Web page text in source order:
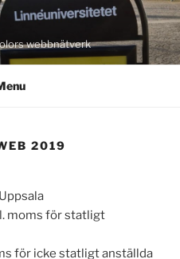
webbnätverk
2019
moms för statligt
för icke statligt anställda